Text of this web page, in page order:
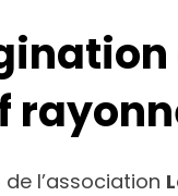
l’association